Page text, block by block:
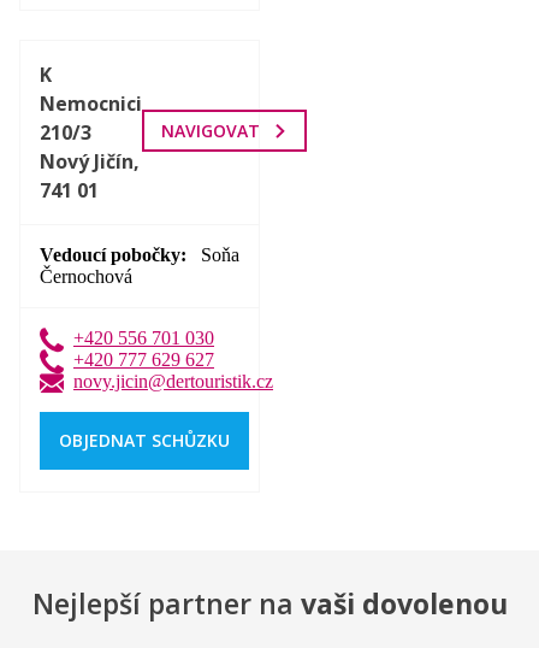
K
Nemocnici
210/3
Nový Jičín,
741 01
NAVIGOVAT
Vedoucí pobočky
Soňa
Černochová
+420 556 701 030
+420 777 629 627
novy.jicin@dertouristik.cz
OBJEDNAT SCHŮZKU
Nejlepší partner na vaši dovolenou